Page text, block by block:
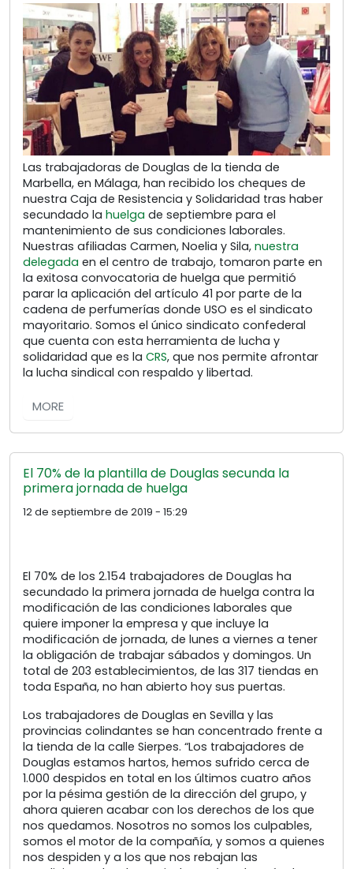
Las trabajadoras de Douglas de la tienda de
Marbella, en Málaga, han recibido los cheques de
nuestra Caja de Resistencia y Solidaridad tras haber
secundado la huelga de septiembre para el
mantenimiento de sus condiciones laborales.
Nuestras afiliadas Carmen, Noelia y Sila, nuestra
delegada en el centro de trabajo, tomaron parte en
la exitosa convocatoria de huelga que permitió
parar la aplicación del artículo 41 por parte de la
cadena de perfumerías donde USO es el sindicato
mayoritario. Somos el único sindicato confederal
que cuenta con esta herramienta de lucha y
solidaridad que es la CRS, que nos permite afrontar
la lucha sindical con respaldo y libertad.
MORE
El 70% de la plantilla de Douglas secunda la
primera jornada de huelga
12 de septiembre de 2019 - 15:29
El 70% de los 2.154 trabajadores de Douglas ha
secundado la primera jornada de huelga contra la
modificación de las condiciones laborales que
quiere imponer la empresa y que incluye la
modificación de jornada, de lunes a viernes a tener
la obligación de trabajar sábados y domingos. Un
total de 203 establecimientos, de las 317 tiendas en
toda España, no han abierto hoy sus puertas.
Los trabajadores de Douglas en Sevilla y las
provincias colindantes se han concentrado frente a
la tienda de la calle Sierpes. “Los trabajadores de
Douglas estamos hartos, hemos sufrido cerca de
1.000 despidos en total en los últimos cuatro años
por la pésima gestión de la dirección del grupo, y
ahora quieren acabar con los derechos de los que
nos quedamos. Nosotros no somos los culpables,
somos el motor de la compañía, y somos a quienes
nos despiden y a los que nos rebajan las